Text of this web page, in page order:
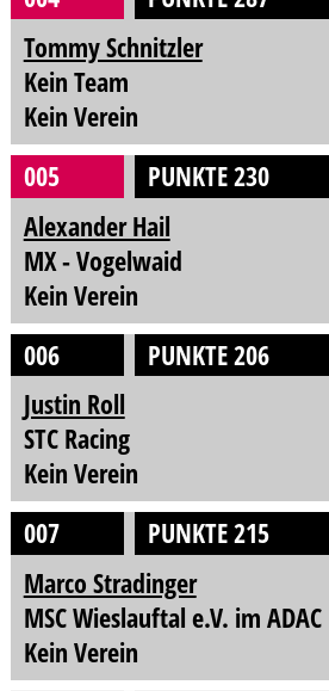
Tommy Schnitzler
Kein Team
Kein Verein
005
PUNKTE 230
Alexander Hail
MX - Vogelwaid
Kein Verein
006
PUNKTE 206
Justin Roll
STC Racing
Kein Verein
007
PUNKTE 215
Marco Stradinger
MSC Wieslauftal e.V. im ADAC
Kein Verein